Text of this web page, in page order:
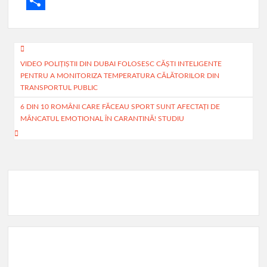
o
A
p
lt
j
z
Navigare
în
articole
VIDEO POLIȚIȘTII DIN DUBAI FOLOSESC CĂȘTI INTELIGENTE
PENTRU A MONITORIZA TEMPERATURA CĂLĂTORILOR DIN
TRANSPORTUL PUBLIC
6 DIN 10 ROMÂNI CARE FĂCEAU SPORT SUNT AFECTAȚI DE
MÂNCATUL EMOTIONAL ÎN CARANTINĂ! STUDIU